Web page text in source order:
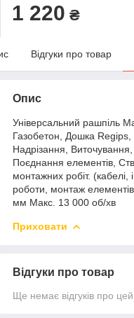
1 220 ₴
Відгуки про товар
Опис
Універсальний рашпіль
Газобетон, Дошка Regips,
Надрізання,
Поєднання елементів,
монтажних робіт. (кабелі,
роботи, монтаж
мм Макс. 13 000 об/хв
Приховати
Відгуки про товар
Ще немає відгуків про